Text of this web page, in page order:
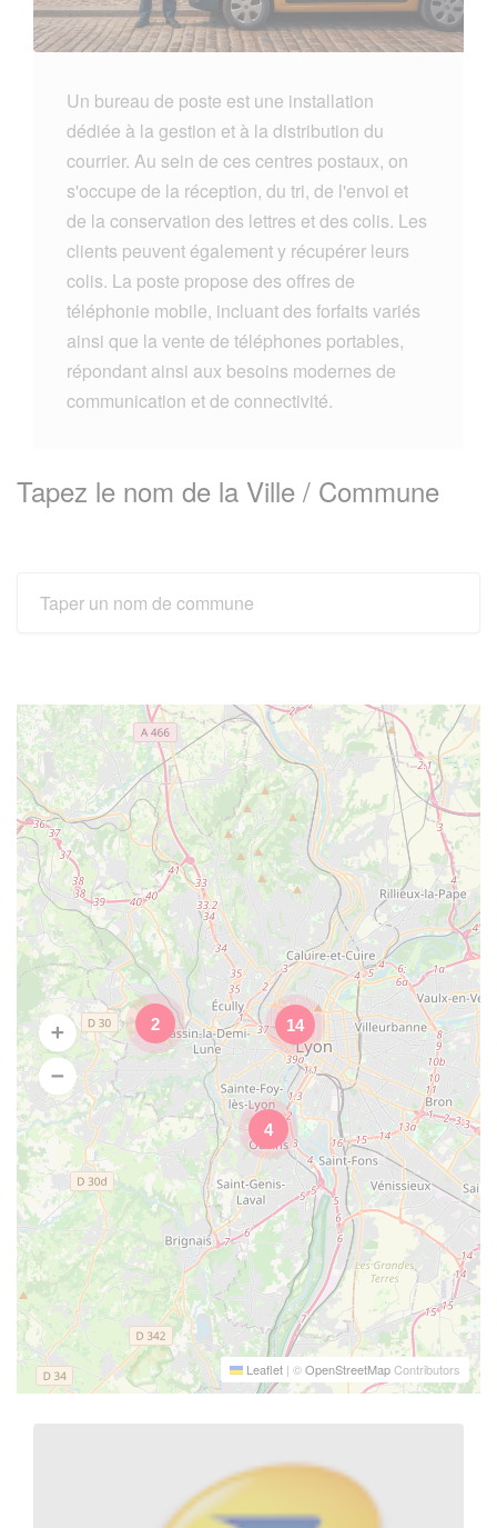
Un bureau de poste est une installation
dédiée à la gestion et à la distribution du
courrier. Au sein de ces centres postaux, on
s'occupe de la réception, du tri, de l'envoi et
de la conservation des lettres et des colis. Les
clients peuvent également y récupérer leurs
colis. La poste propose des offres de
téléphonie mobile, incluant des forfaits variés
ainsi que la vente de téléphones portables,
répondant ainsi aux besoins modernes de
communication et de connectivité.
Tapez le nom de la Ville / Commune
2
4
14
Leaflet | ©OpenStreetMapContributors